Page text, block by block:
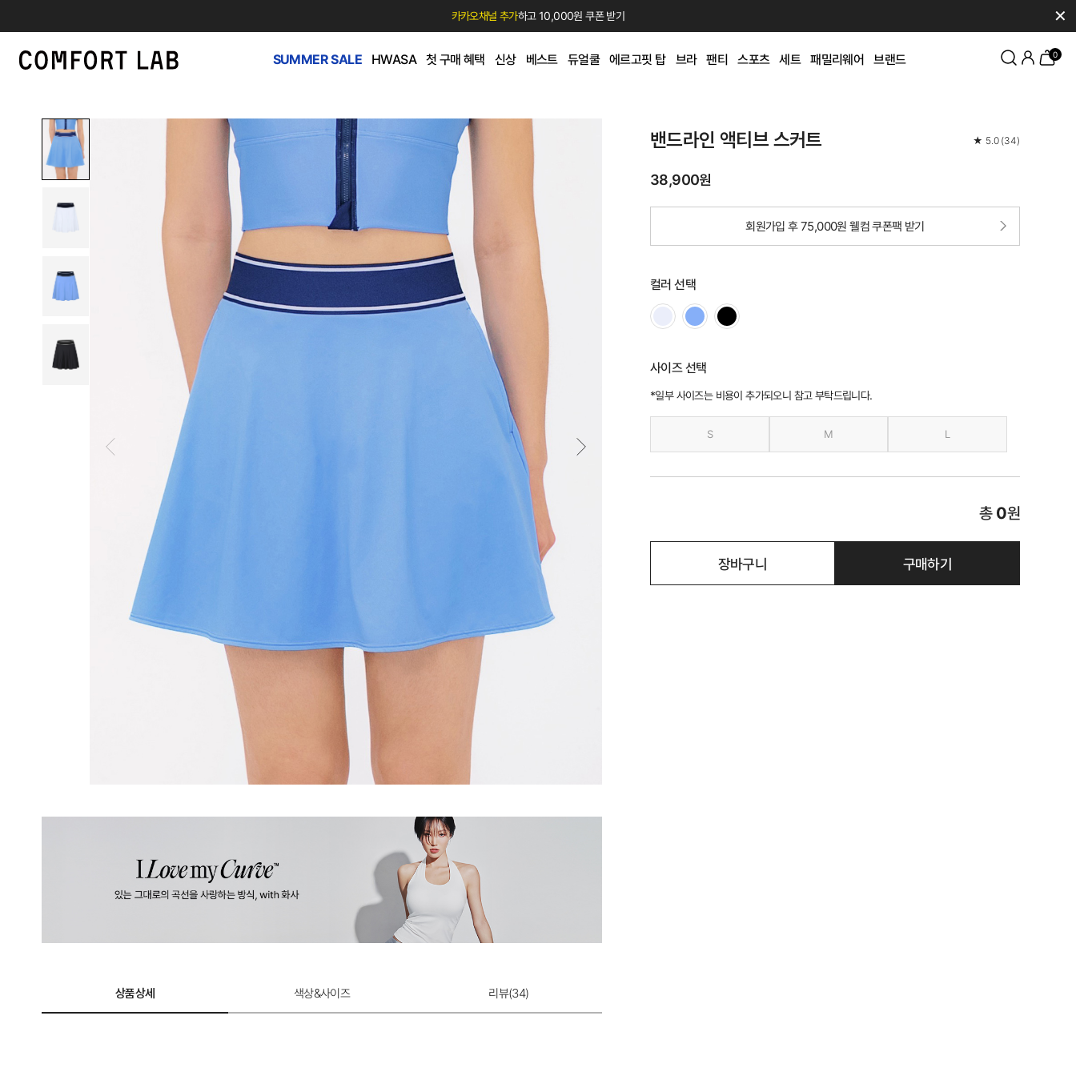
카카오채널 추가하고 10,000원 쿠폰 받기 ✕
SUMMER SALE HWASA 첫 구매 혜택 신상 베스트 듀얼쿨 에르고핏 탑 브라 팬티 스포츠 세트 패밀리웨어 브랜드 0
상품상세 색상&사이즈 리뷰(34)
밴드라인 액티브 스커트 ★ 5.0 (34)
38,900원
회원가입 후 75,000원 웰컴 쿠폰팩 받기
컬러 선택
사이즈 선택
*일부 사이즈는 비용이 추가되오니 참고 부탁드립니다.
S M L
총 0원
장바구니 구매하기